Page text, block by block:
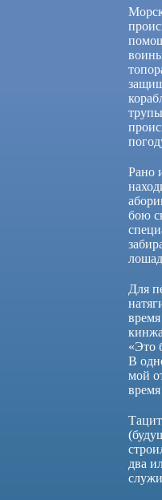
Рано
бою
Для
«Это
В
мой
два